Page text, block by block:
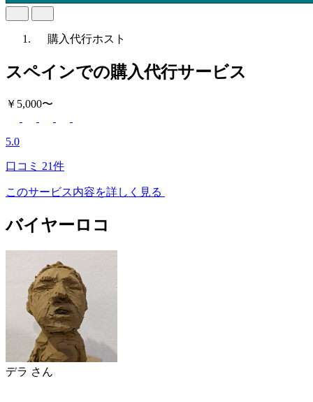
購入代行ホスト
スペインでの購入代行サービス
￥5,000〜
5.0
口コミ 21件
このサービス内容を詳しく見る
バイヤーロコ
デラ さん